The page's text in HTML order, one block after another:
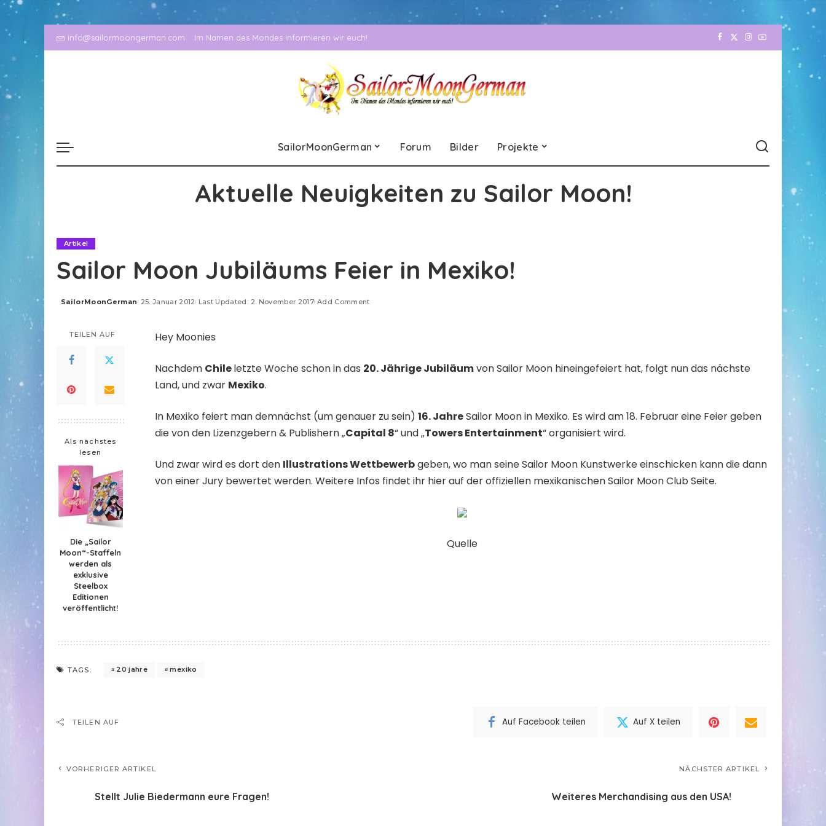
info@sailormoongerman.com Im Namen des Mondes informieren wir euch!
SailorMoonGerman Forum Bilder Projekte
Aktuelle Neuigkeiten zu Sailor Moon!
Artikel
Sailor Moon Jubiläums Feier in Mexiko!
Posted
SailorMoonGerman 25. Januar 2012 Last Updated: 2. November 2017 Add Comment
TEILEN AUF
Als nächstes
lesen
Die „Sailor
Moon“-Staffeln
werden als
exklusive
Steelbox
Editionen
veröffentlicht!
Hey Moonies
Nachdem Chileletzte Woche schon in das 20. Jährige Jubiläumvon Sailor Moon hineingefeiert hat, folgt nun das nächste
Land, und zwar Mexiko.
In Mexiko feiert man demnächst (um genauer zu sein) 16. JahreSailor Moon in Mexiko. Es wird am 18. Februar eine Feier geben
die von den Lizenzgebern & Publishern „Capital 8“ und „Towers Entertainment“ organisiert wird.
Und zwar wird es dort den Illustrations Wettbewerbgeben, wo man seine Sailor Moon Kunstwerke einschicken kann die dann
von einer Jury bewertet werden. Weitere Infos findet ihr hierauf der offiziellen mexikanischen Sailor Moon Club Seite.
Quelle
TAGS: 20 jahre mexiko
TEILEN AUF Auf Facebook teilen Auf X teilen
VORHERIGER ARTIKEL
Stellt Julie Biedermann eure Fragen!
NÄCHSTER ARTIKEL
Weiteres Merchandising aus den USA!